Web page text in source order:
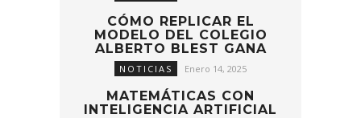
CÓMO REPLICAR EL
MODELO DEL COLEGIO
ALBERTO BLEST GANA
NOTICIAS Enero 14, 2025
MATEMÁTICAS CON
INTELIGENCIA ARTIFICIAL